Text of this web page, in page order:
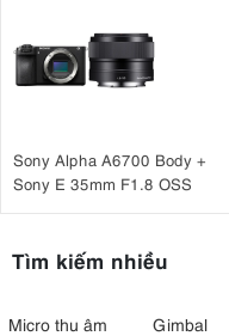
Sony Alpha A6700 Body +
Sony E 35mm F1.8 OSS
Tìm kiếm nhiều
Micro thu âm Gimbal